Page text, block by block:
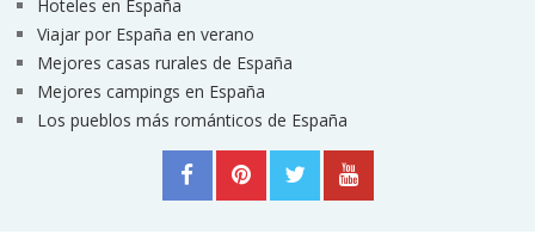
Hoteles en España
Viajar por España en verano
Mejores casas rurales de España
Mejores campings en España
Los pueblos más románticos de España